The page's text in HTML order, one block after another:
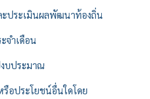
ะประเมินผลพัฒนาท้องถิ่น
จำเดือน
บประมาณ
อประโยชน์อื่นใดโดย